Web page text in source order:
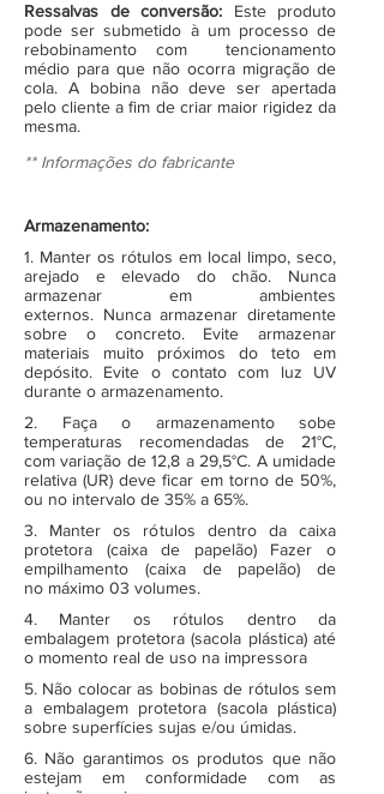
Ressalvas de conversão: Este produto
pode ser submetido à um processo de
rebobinamento com tencionamento
médio para que não ocorra migração de
cola. A bobina não deve ser apertada
pelo cliente a fim de criar maior rigidez da
mesma.
** Informações do fabricante
Armazenamento:
1. Manter os rótulos em local limpo, seco,
arejado e elevado do chão. Nunca
armazenar em ambientes
externos. Nunca armazenar diretamente
sobre o concreto. Evite armazenar
materiais muito próximos do teto em
depósito. Evite o contato com luz UV
durante o armazenamento.
2. Faça o armazenamento sobe
temperaturas recomendadas de 21°C,
com variação de 12,8 a 29,5°C. A umidade
relativa (UR) deve ficar em torno de 50%,
ou no intervalo de 35% a 65%.
3. Manter os rótulos dentro da caixa
protetora (caixa de papelão) Fazer o
empilhamento (caixa de papelão) de
no máximo 03 volumes.
4. Manter os rótulos dentro da
embalagem protetora (sacola plástica) até
o momento real de uso na impressora
5. Não colocar as bobinas de rótulos sem
a embalagem protetora (sacola plástica)
sobre superfícies sujas e/ou úmidas.
6. Não garantimos os produtos que não
estejam em conformidade com as